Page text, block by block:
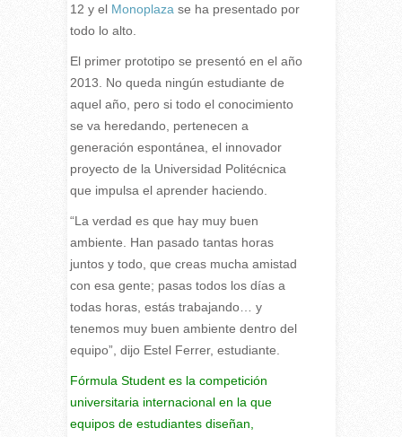
12 y el Monoplaza se ha presentado por
todo lo alto.
El primer prototipo se presentó en el año
2013. No queda ningún estudiante de
aquel año, pero si todo el conocimiento
se va heredando, pertenecen a
generación espontánea, el innovador
proyecto de la Universidad Politécnica
que impulsa el aprender haciendo.
“La verdad es que hay muy buen
ambiente. Han pasado tantas horas
juntos y todo, que creas mucha amistad
con esa gente; pasas todos los días a
todas horas, estás trabajando… y
tenemos muy buen ambiente dentro del
equipo”, dijo Estel Ferrer, estudiante.
Fórmula Student es la competición
universitaria internacional en la que
equipos de estudiantes diseñan,